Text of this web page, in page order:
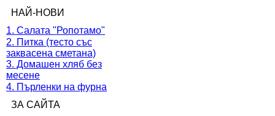
НАЙ-НОВИ
1. Салата "Ропотамо"
2. Питка (тесто със
заквасена сметана)
3. Домашен хляб без
месене
4. Пърленки на фурна
ЗА САЙТА